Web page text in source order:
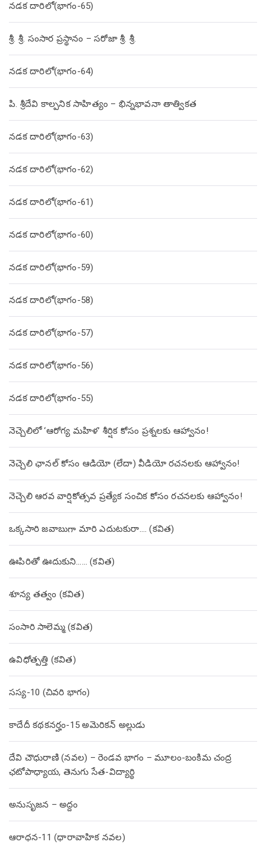
నడక దారిలో(భాగం-65)
శ్రీ. శ్రీ. సంసార ప్రస్థానం – సరోజా శ్రీ. శ్రీ.
నడక దారిలో(భాగం-64)
పి. శ్రీదేవి కాల్పనిక సాహిత్యం – భిన్నభావనా తాత్వికత
నడక దారిలో(భాగం-63)
నడక దారిలో(భాగం-62)
నడక దారిలో(భాగం-61)
నడక దారిలో(భాగం-60)
నడక దారిలో(భాగం-59)
నడక దారిలో(భాగం-58)
నడక దారిలో(భాగం-57)
నడక దారిలో(భాగం-56)
నడక దారిలో(భాగం-55)
నెచ్చెలిలో ‘ఆరోగ్య మహిళ’ శీర్షిక కోసం ప్రశ్నలకు ఆహ్వానం!
నెచ్చెలి ఛానల్ కోసం ఆడియో (లేదా) వీడియో రచనలకు ఆహ్వానం!
నెచ్చెలి ఆరవ వార్షికోత్సవ ప్రత్యేక సంచిక కోసం రచనలకు ఆహ్వానం!
ఒక్కసారి జవాబుగా మారి ఎదుటకురా…. (కవిత)
ఊపిరితో ఊదుకుని…… (కవిత)
శూన్య తత్వం (కవిత)
సంసారి సాలెమ్మ (కవిత)
ఉవిధోత్పత్తి (కవిత)
సస్య-10 (చివరి భాగం)
కాదేదీ కథకనర్హం-15 అమెరికన్ అల్లుడు
దేవి చౌధురాణి (నవల) – రెండవ భాగం – మూలం-బంకిమ చంద్ర
ఛటోపాధ్యాయ, తెనుగు సేత-విద్యార్థి
అనుసృజన – అద్దం
ఆరాధన-11 (ధారావాహిక నవల)